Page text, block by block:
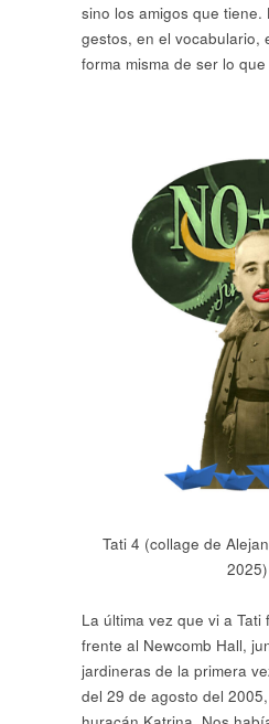
sino los amigos que tiene.
gestos, en el vocabulario,
forma misma de ser lo que
Tati 4 (collage de
2025)
La última vez que vi a Tati
frente al Newcomb Hall,
jardineras de la primera
del 29 de agosto del